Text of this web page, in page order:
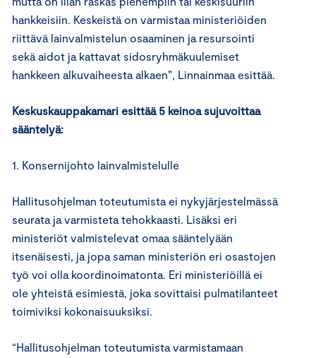
hankkeisiin. Keskeistä on varmistaa ministeriöiden
riittävä lainvalmistelun osaaminen ja resursointi
sekä aidot ja kattavat sidosryhmäkuulemiset
hankkeen alkuvaiheesta alkaen”, Linnainmaa esittää.
Keskuskauppakamari esittää 5 keinoa sujuvoittaa
sääntelyä:
1. Konsernijohto lainvalmistelulle
Hallitusohjelman toteutumista ei nykyjärjestelmässä
seurata ja varmisteta tehokkaasti. Lisäksi eri
ministeriöt valmistelevat omaa sääntelyään
itsenäisesti, ja jopa saman ministeriön eri osastojen
työ voi olla koordinoimatonta. Eri ministeriöillä ei
ole yhteistä esimiestä, joka sovittaisi pulmatilanteet
toimiviksi kokonaisuuksiksi.
“Hallitusohjelman toteutumista varmistamaan